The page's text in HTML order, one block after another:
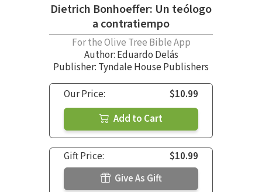
Dietrich Bonhoeffer: Un teólogo
a contratiempo
For the Olive Tree Bible App
Author: Eduardo Delás
Publisher: Tyndale House Publishers
Our Price:
$10.99
Add to Cart
Gift Price:
$10.99
Give As Gift